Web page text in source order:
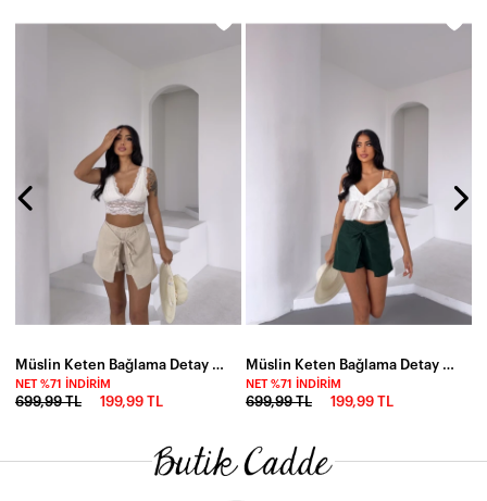
Müslin Keten Bağlama Detay Şort Bej
NET %71 İNDIRIM
699,99 TL 199,99 TL
Müslin Keten Bağlama Detay Şort Zümrüt
NET %71 İNDIRIM
699,99 TL 199,99 TL